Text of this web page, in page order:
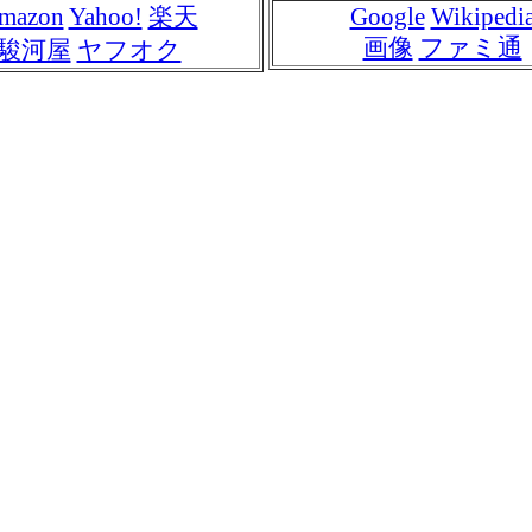
Yahoo! 楽天
河屋 ヤフオク
Google
画像 ファミ通